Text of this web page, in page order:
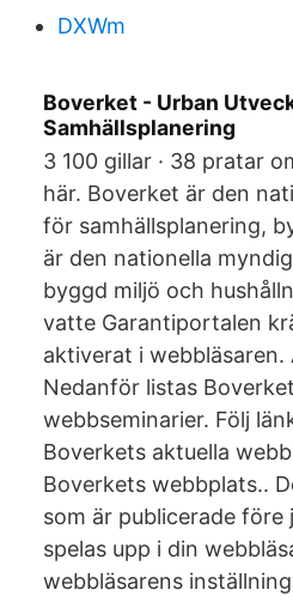
DXWm
Boverket - Urban
Samhällsplanering
3 100 gillar · 38 pratar
här. Boverket är den
för samhällsplanering,
är den nationella
byggd miljö och
vatte Garantiportalen
aktiverat i webbläsaren.
Nedanför listas
webbseminarier. Följ
Boverkets aktuella
Boverkets webbplats..
som är publicerade före
spelas upp i din
webbläsarens